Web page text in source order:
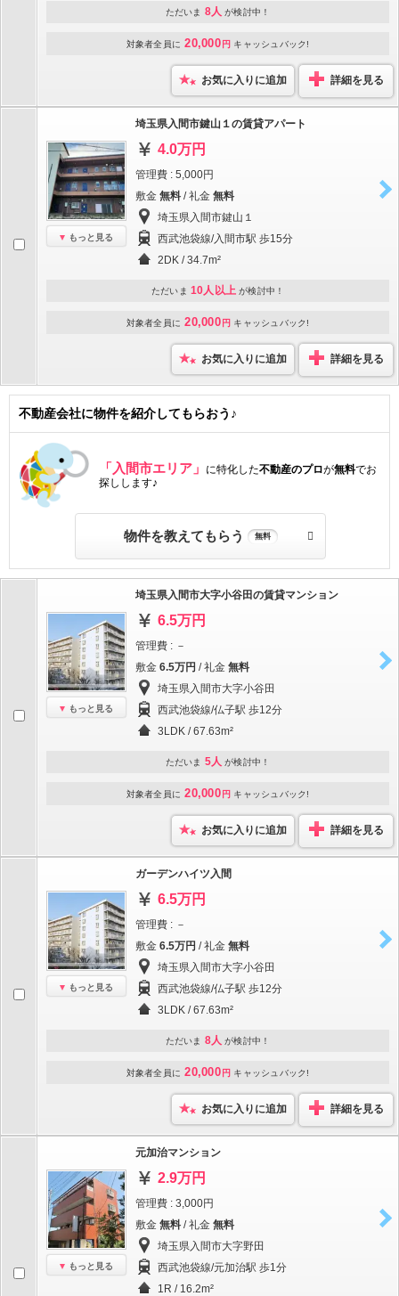
ただいま 8人 が検討中！
対象者全員に 20,000 円 キャッシュバック!
お気に入りに追加 詳細を見る
もっと見る
埼玉県入間市鍵山１の賃貸アパート
4.0万円
管理費 : 5,000円
敷金 無料 / 礼金 無料
埼玉県入間市鍵山１
西武池袋線/入間市駅 歩15分
2DK / 34.7m²
ただいま 10人以上 が検討中！
対象者全員に 20,000 円 キャッシュバック!
お気に入りに追加 詳細を見る
不動産会社に物件を紹介してもらおう♪
「入間市エリア」 に特化した不動産のプロが無料でお
探しします♪
物件を教えてもらう 無料
もっと見る
埼玉県入間市大字小谷田の賃貸マンション
6.5万円
管理費 : －
敷金 6.5万円 / 礼金 無料
埼玉県入間市大字小谷田
西武池袋線/仏子駅 歩12分
3LDK / 67.63m²
ただいま 5人 が検討中！
対象者全員に 20,000 円 キャッシュバック!
お気に入りに追加 詳細を見る
もっと見る
ガーデンハイツ入間
6.5万円
管理費 : －
敷金 6.5万円 / 礼金 無料
埼玉県入間市大字小谷田
西武池袋線/仏子駅 歩12分
3LDK / 67.63m²
ただいま 8人 が検討中！
対象者全員に 20,000 円 キャッシュバック!
お気に入りに追加 詳細を見る
もっと見る
元加治マンション
2.9万円
管理費 : 3,000円
敷金 無料 / 礼金 無料
埼玉県入間市大字野田
西武池袋線/元加治駅 歩1分
1R / 16.2m²